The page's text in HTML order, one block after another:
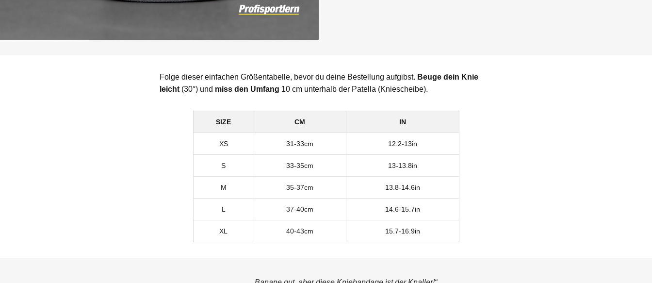
Folge dieser einfachen Größentabelle, bevor du deine Bestellung aufgibst. Beuge dein Knie
leicht(30°) und miss den Umfang 10 cm unterhalb der Patella (Kniescheibe).
SIZE CM IN
XS 31-33cm 12.2-13in
S 33-35cm 13-13.8in
M 35-37cm 13.8-14.6in
L 37-40cm 14.6-15.7in
XL 40-43cm 15.7-16.9in